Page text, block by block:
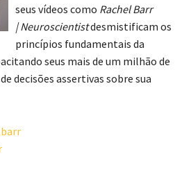
seus vídeos como Rachel Barr
| Neuroscientistdesmistificam os
princípios fundamentais da
seus mais de um milhão de
decisões assertivas sobre sua